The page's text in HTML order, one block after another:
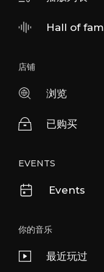
Hall of
店铺
浏览
已购买
EVENTS
Events
你的音乐
最近玩过